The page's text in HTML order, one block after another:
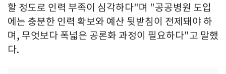
할 정도로 인력 부족이 심각하다"며 "공공병원 도입
에는 충분한 인력 확보와 예산 뒷받침이 전제돼야 하
며, 무엇보다 폭넓은 공론화 과정이 필요하다"고 말했
다.